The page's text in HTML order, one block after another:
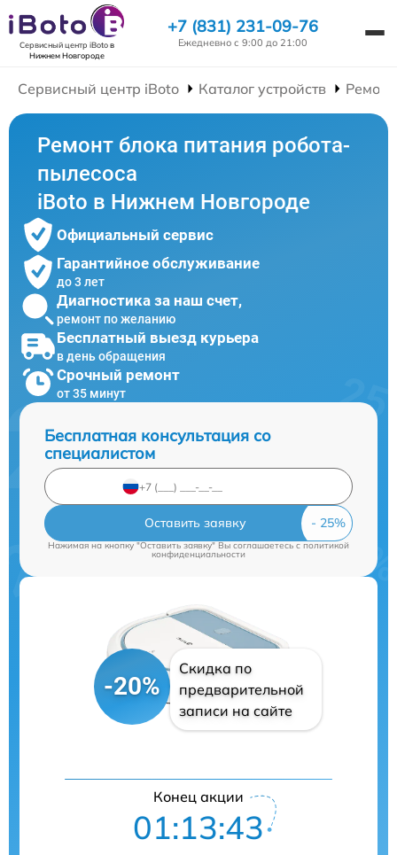
Сервисный центр iBotoв
Нижнем Новгороде
+7 (831) 231-09-76
Ежедневно с 9:00 до 21:00
Сервисный центр iBoto Каталог устройств
Ремонт блока питания робота-
пылесоса
iBoto в Нижнем Новгороде
Официальный сервис
Гарантийное обслуживание
до 3 лет
Диагностика за наш счет,
ремонт по желанию
Бесплатный выезд курьера
в день обращения
Срочный ремонт
от 35 минут
Бесплатная консультация со
специалистом
Оставить заявку
Нажимая на кнопку "Оставить заявку" Вы соглашаетесь c политикой
конфиденциальности
-20%
Скидка по
предварительной
записи на сайте
Конец акции
01:13:41